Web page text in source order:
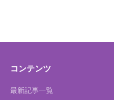
コンテンツ
最新記事一覧